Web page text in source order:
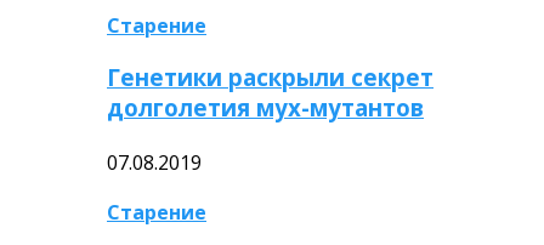
Старение
Генетики раскрыли секрет
долголетия мух-мутантов
07.08.2019
Старение